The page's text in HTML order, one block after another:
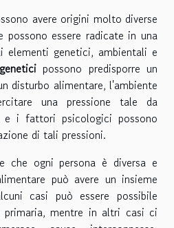
avere origini molto diverse
possono essere radicate in una
genetici, ambientali e
possono predisporre un
disturbo alimentare, l'ambiente
una pressione tale da
e i fattori psicologici possono
di tali pressioni.
che ogni persona è diversa e
può avere un insieme
casi può essere possibile
primaria, mentre in altri casi ci